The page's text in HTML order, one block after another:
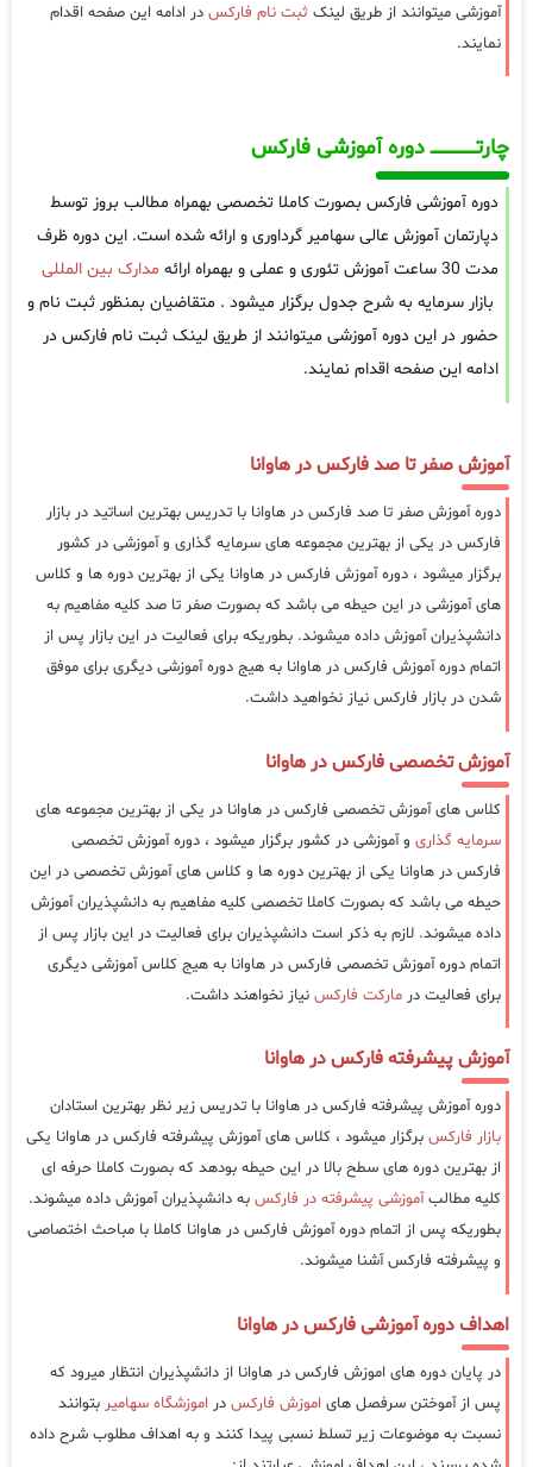
آموزشی میتوانند از طریق لینک ثبت نام فارکس در ادامه این صفحه اقدام
نمایند.
چارتـــــــــــــــــــ دوره آموزشی فارکس
دوره آموزشی فارکس بصورت کاملا تخصصی بهمراه مطالب بروز توسط
دپارتمان آموزش عالی سهامیر گرداوری و ارائه شده است. این دوره ظرف
مدت 30 ساعت آموزش تئوری و عملی و بهمراه ارائه
مدارک بین المللی
بازار سرمایه به شرح جدول برگزار میشود . متقاضیان بمنظور ثبت نام و
حضور در این دوره آموزشی میتوانند از طریق لینک ثبت نام فارکس در
ادامه این صفحه اقدام نمایند.
آموزش صفر تا صد فارکس در هاوانا
دوره آموزش صفر تا صد فارکس در هاوانا با تدریس بهترین اساتید در بازار
فارکس در یکی از بهترین مجموعه های سرمایه گذاری و آموزشی در کشور
برگزار میشود ، دوره آموزش فارکس در هاوانا یکی از بهترین دوره ها و کلاس
های آموزشی در این حیطه می باشد که بصورت صفر تا صد کلیه مفاهیم به
دانشپذیران آموزش داده میشوند. بطوریکه برای فعالیت در این بازار پس از
اتمام دوره آموزش فارکس در هاوانا به هیج دوره آموزشی دیگری برای موفق
شدن در بازار فارکس نیاز نخواهید داشت.
آموزش تخصصی فارکس در هاوانا
کلاس های آموزش تخصصی فارکس در هاوانا در یکی از بهترین مجموعه های
سرمایه گذاری و آموزشی در کشور برگزار میشود ، دوره آموزش تخصصی
فارکس در هاوانا یکی از بهترین دوره ها و کلاس های آموزش تخصصی در این
حیطه می باشد که بصورت کاملا تخصصی کلیه مفاهیم به دانشپذیران آموزش
داده میشوند. لازم به ذکر است دانشپذیران برای فعالیت در این بازار پس از
اتمام دوره آموزش تخصصی فارکس در هاوانا به هیج کلاس آموزشی دیگری
برای فعالیت در مارکت فارکس نیاز نخواهند داشت.
آموزش پیشرفته فارکس در هاوانا
دوره آموزش پیشرفته فارکس در هاوانا با تدریس زیر نظر بهترین استادان
بازار فارکس برگزار میشود ، کلاس های آموزش پیشرفته فارکس در هاوانا یکی
از بهترین دوره های سطح بالا در این حیطه بودهد که بصورت کاملا حرفه ای
کلیه مطالبآموزشی پیشرفته در فارکس به دانشپذیران آموزش داده میشوند.
بطوریکه پس از اتمام دوره آموزش فارکس در هاوانا کاملا با مباحث اختصاصی
و پیشرفته فارکس آشنا میشوند.
اهداف دوره آموزشی فارکس در هاوانا
در پایان دوره های اموزش فارکس در هاوانا از دانشپذیران انتظار میرود که
پس از آموختن سرفصل های اموزش فارکس در اموزشگاه سهامیر بتوانند
نسبت به موضوعات زیر تسلط نسبی پیدا کنند و به اهداف مطلوب شرح داده